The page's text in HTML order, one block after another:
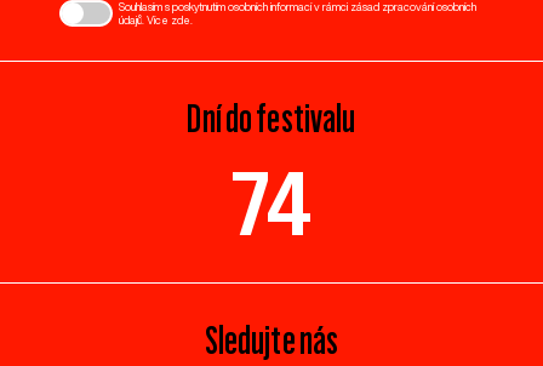
Souhlasím s poskytnutím osobních informací v rámci zásad zpracování osobních
údajů. Více zde
Dní do festivalu
74
Sledujte nás